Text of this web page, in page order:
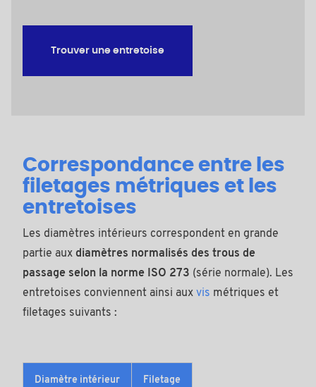
Trouver une entretoise
Correspondance entre les
filetages métriques et les
entretoises
Les diamètres intérieurs correspondent en grande
partie aux diamètres normalisés des trous de
passage selon la norme ISO 273 (série normale). Les
entretoises conviennent ainsi aux vis métriques et
filetages suivants :
Diamètre intérieur Filetage